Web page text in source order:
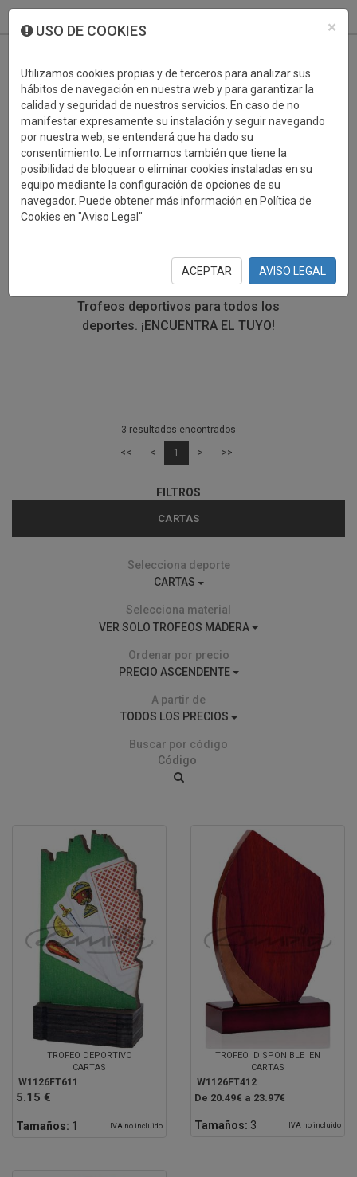
×
USO DE COOKIES
Utilizamos cookies propias y de terceros para analizar sus
hábitos de navegación en nuestra web y para garantizar la
calidad y seguridad de nuestros servicios. En caso de no
manifestar expresamente su instalación y seguir navegando
por nuestra web, se entenderá que ha dado su
consentimiento. Le informamos también que tiene la
posibilidad de bloquear o eliminar cookies instaladas en su
equipo mediante la configuración de opciones de su
navegador. Puede obtener más información en Política de
Cookies en "Aviso Legal"
ACEPTAR AVISO LEGAL
TROFEOS DEPORTIVOS
CARTAS
En esta sección encontrarás una gran variedad de
trofeos deportivos. Define tu búsqueda mediante los
filtros por deporte, material y precio del trofeo.
Trofeos deportivos para todos los
deportes. ¡ENCUENTRA EL TUYO!
3 resultados encontrados
<< < 1 > >>
FILTROS
CARTAS
Selecciona deporte
CARTAS
Selecciona material
VER SOLO TROFEOS MADERA
Ordenar por precio
PRECIO ASCENDENTE
A partir de
TODOS LOS PRECIOS
Buscar por código
TROFEO DEPORTIVO
CARTAS
W1126FT611
5.15 €
Tamaños: 1 IVA no incluido
TROFEO DISPONIBLE EN
CARTAS
W1126FT412
De 20.49€ a 23.97€
Tamaños: 3 IVA no incluido